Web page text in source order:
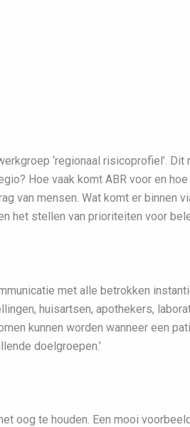
‘regionaal risicoprofiel’.
Hoe vaak komt ABR voor en
van mensen. Wat komt er binnen
het stellen van prioriteiten voor
met alle betrokken
huisartsen, apothekers,
kunnen worden wanneer een
doelgroepen.’
oog te houden. Een mooi